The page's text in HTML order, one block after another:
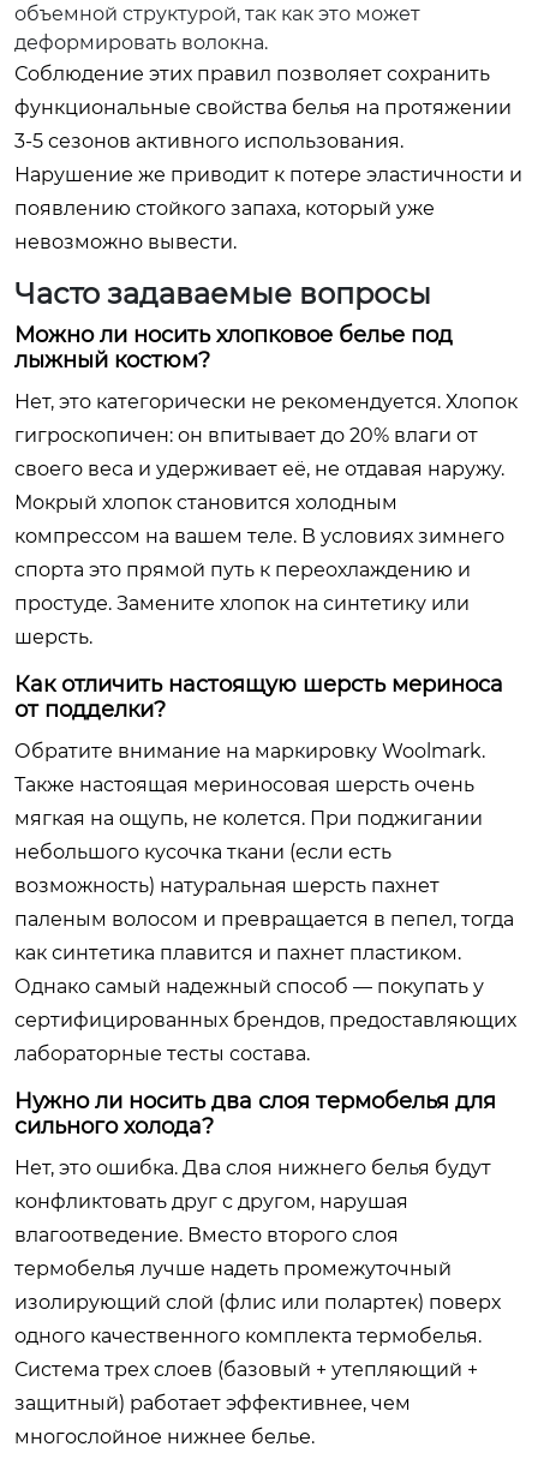
объемной структурой, так как это может
деформировать волокна.
Соблюдение этих правил позволяет сохранить
функциональные свойства белья на протяжении
3-5 сезонов активного использования.
Нарушение же приводит к потере эластичности и
появлению стойкого запаха, который уже
невозможно вывести.
Часто задаваемые вопросы
Можно ли носить хлопковое белье под
лыжный костюм?
Нет, это категорически не рекомендуется. Хлопок
гигроскопичен: он впитывает до 20% влаги от
своего веса и удерживает её, не отдавая наружу.
Мокрый хлопок становится холодным
компрессом на вашем теле. В условиях зимнего
спорта это прямой путь к переохлаждению и
простуде. Замените хлопок на синтетику или
шерсть.
Как отличить настоящую шерсть мериноса
от подделки?
Обратите внимание на маркировку Woolmark.
Также настоящая мериносовая шерсть очень
мягкая на ощупь, не колется. При поджигании
небольшого кусочка ткани (если есть
возможность) натуральная шерсть пахнет
паленым волосом и превращается в пепел, тогда
как синтетика плавится и пахнет пластиком.
Однако самый надежный способ — покупать у
сертифицированных брендов, предоставляющих
лабораторные тесты состава.
Нужно ли носить два слоя термобелья для
сильного холода?
Нет, это ошибка. Два слоя нижнего белья будут
конфликтовать друг с другом, нарушая
влагоотведение. Вместо второго слоя
термобелья лучше надеть промежуточный
изолирующий слой (флис или полартек) поверх
одного качественного комплекта термобелья.
Система трех слоев (базовый + утепляющий +
защитный) работает эффективнее, чем
многослойное нижнее белье.